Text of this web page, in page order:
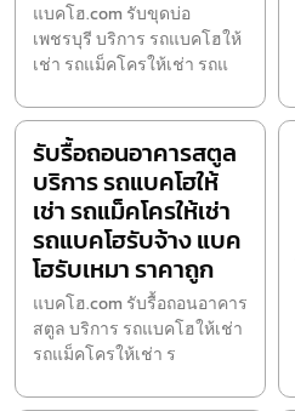
แบคโฮ.com รับขุดบ่อ
เพชรบุรี บริการ รถแบคโฮให้
เช่า รถแม็คโครให้เช่า รถแ
รับรื้อถอนอาคารสตูล
บริการ รถแบคโฮให้
เช่า รถแม็คโครให้เช่า
รถแบคโฮรับจ้าง แบค
โฮรับเหมา ราคาถูก
แบคโฮ.com รับรื้อถอนอาคาร
สตูล บริการ รถแบคโฮให้เช่า
รถแม็คโครให้เช่า ร